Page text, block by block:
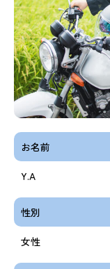
お名前
Y.A
性別
女性